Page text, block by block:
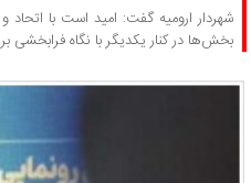
شهردار ارومیه گفت: امید است با اتحاد
بخش‌ها در کنار یکدیگر با نگاه